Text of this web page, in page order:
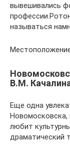
вывешивались
называться
В.М.
Еще одна
любит
драматический